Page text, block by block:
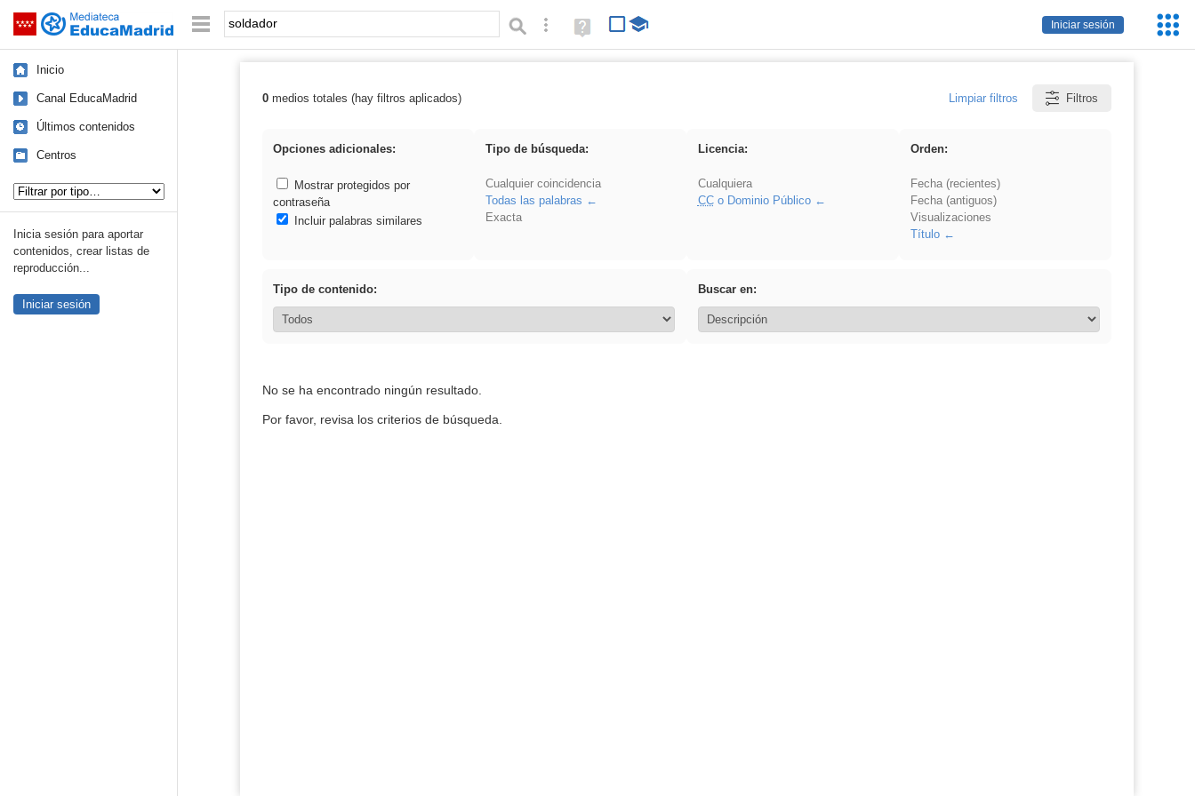
Saltar navegación
Iniciar sesión
Palabra o frase: Búsqueda avanzada
Ayuda
(en
Inicio
Canal EducaMadrid
Últimos contenidos
Centros
Inicia sesión para aportar
contenidos, crear listas de
reproducción...
Iniciar sesión
Resultados de: soldador
0medios totales (hay filtros aplicados) Limpiar filtros Filtros
Opciones adicionales:
Mostrar protegidos por
contraseña
Incluir palabras similares
Tipo de búsqueda:
Cualquier coincidencia
Todas las palabras
Exacta
Licencia:
Cualquiera
CCo Dominio Público
Orden:
Fecha (recientes)
Fecha (antiguos)
Visualizaciones
Título
Tipo de contenido: Buscar en:
No se ha encontrado ningún resultado.
Por favor, revisa los criterios de búsqueda.